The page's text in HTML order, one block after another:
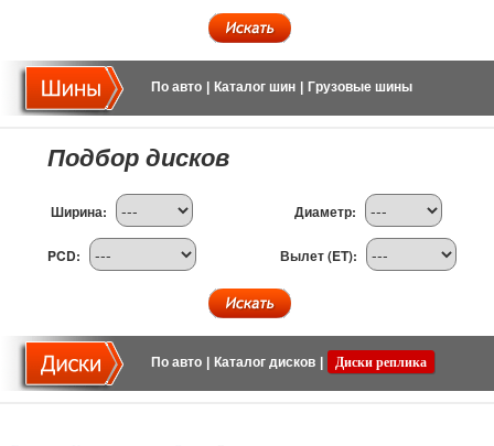
По авто Каталог шин Грузовые шины
Подбор дисков
Ширина: Диаметр:
PCD: Вылет (ET):
По авто Каталог дисков Диски реплика